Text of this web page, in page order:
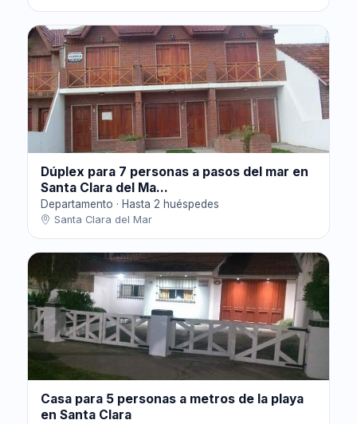
Dúplex para 7 personas a pasos del mar en
Santa Clara del Ma...
Departamento · Hasta 2 huéspedes
Santa Clara del Mar
Casa para 5 personas a metros de la playa
en Santa Clara